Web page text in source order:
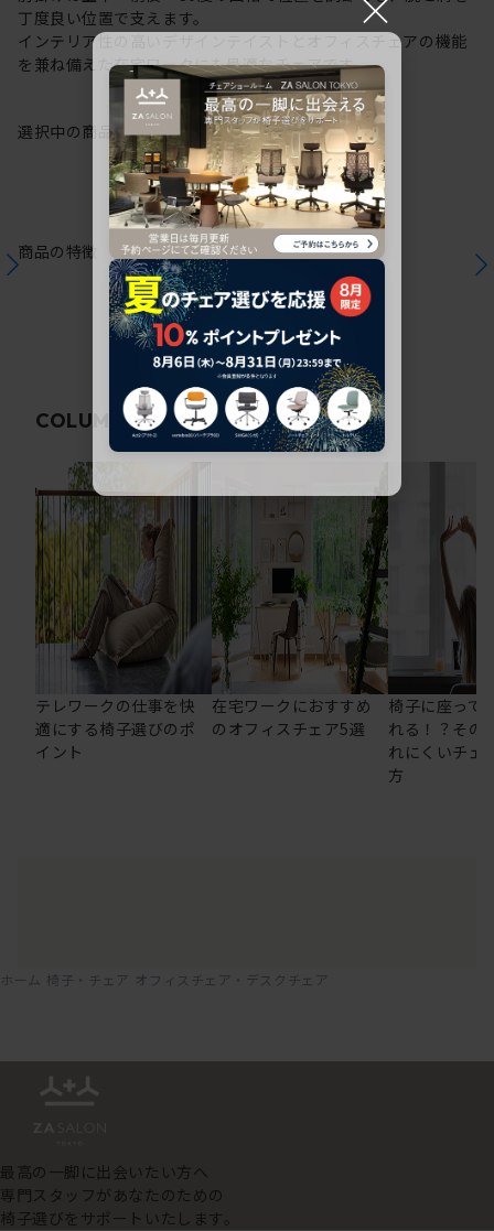
丁度良い位置で支えます。
インテリア性の高いデザインテイストとオフィスチェアの機能
を兼ね備えた在宅ワークにも最適なチェアです。
選択中の商品情報保証注意事項
商品の特徴
COLUMN関連コラム
テレワークの仕事を快
適にする椅子選びのポ
イント
在宅ワークにおすすめ
のオフィスチェア5選
椅子に座って
れる！？その
れにくいチェ
方
ホーム 椅子・チェア オフィスチェア・デスクチェア
最高の一脚に出会いたい方へ
専門スタッフがあなたのための
椅子選びをサポートいたします。